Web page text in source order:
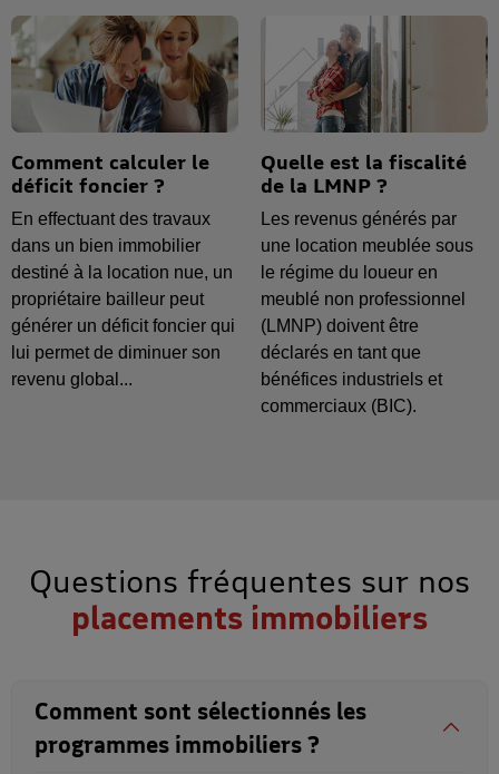
Comment calculer le
déficit foncier ?
En effectuant des travaux
dans un bien immobilier
destiné à la location nue, un
propriétaire bailleur peut
générer un déficit foncier qui
lui permet de diminuer son
revenu global...
Quelle est la fiscalité
de la LMNP ?
Les revenus générés par
une location meublée sous
le régime du loueur en
meublé non professionnel
(LMNP) doivent être
déclarés en tant que
bénéfices industriels et
commerciaux (BIC).
Questions fréquentes sur nos
placements immobiliers
Comment sont sélectionnés les
programmes immobiliers ?